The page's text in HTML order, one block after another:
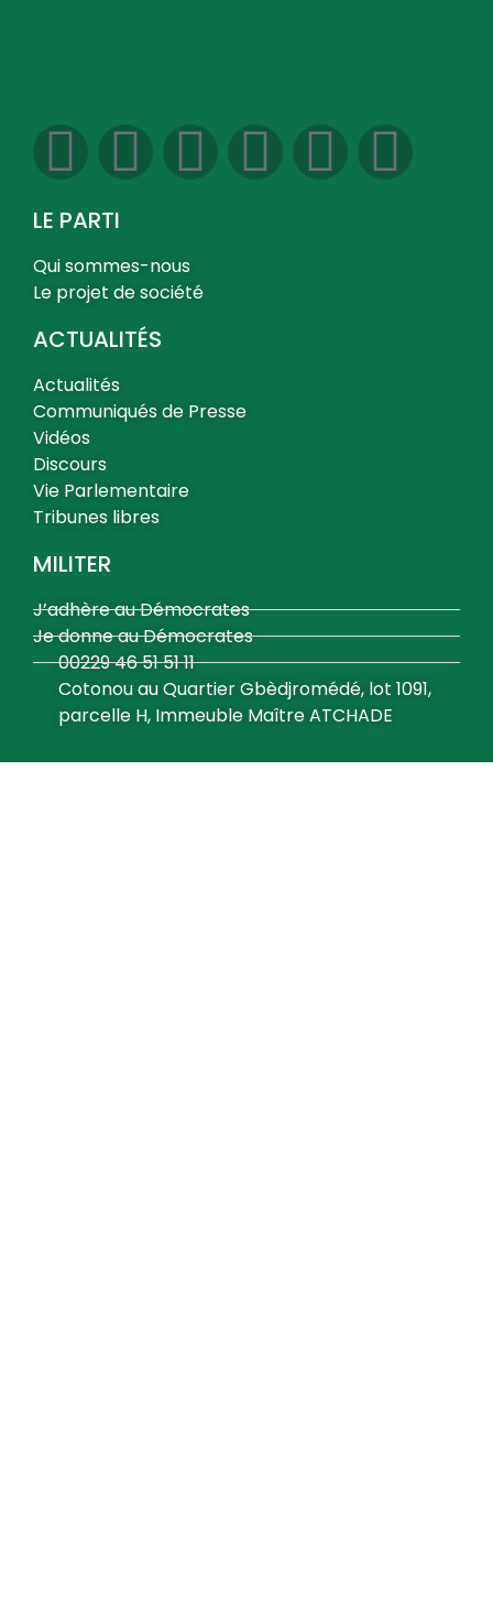
LE PARTI
Qui sommes-nous
Le projet de société
ACTUALITÉS
Actualités
Communiqués de Presse
Vidéos
Discours
Vie Parlementaire
Tribunes libres
MILITER
J’adhère au Démocrates
Je donne au Démocrates
00229 46 51 51 11
Cotonou au Quartier Gbèdjromédé, lot 1091,
parcelle H, Immeuble Maître ATCHADE